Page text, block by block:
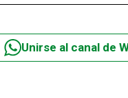
Unirse al canal de